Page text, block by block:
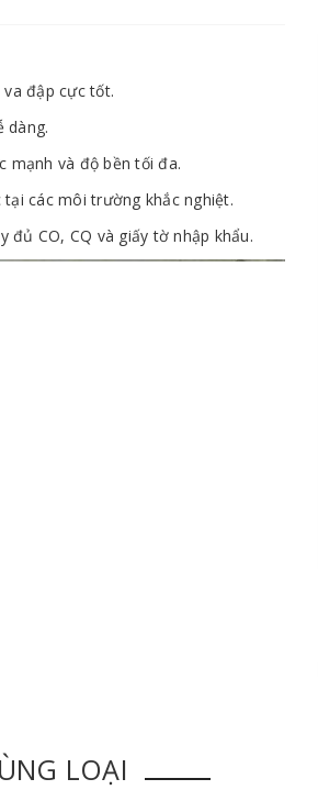
đập cực tốt.
dàng.
mạnh và độ bền tối đa.
các môi trường khắc nghiệt.
đủ CO, CQ và giấy tờ nhập khẩu.
LOẠI